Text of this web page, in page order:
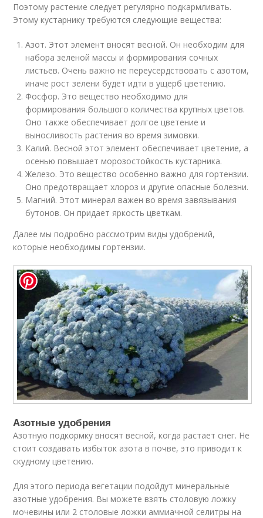
Поэтому растение следует регулярно подкармливать.
Этому кустарнику требуются следующие вещества:
Азот. Этот элемент вносят весной. Он необходим для
набора зеленой массы и формирования сочных
листьев. Очень важно не переусердствовать с азотом,
иначе рост зелени будет идти в ущерб цветению.
Фосфор. Это вещество необходимо для
формирования большого количества крупных цветов.
Оно также обеспечивает долгое цветение и
выносливость растения во время зимовки.
Калий. Весной этот элемент обеспечивает цветение, а
осенью повышает морозостойкость кустарника.
Железо. Это вещество особенно важно для гортензии.
Оно предотвращает хлороз и другие опасные болезни.
Магний. Этот минерал важен во время завязывания
бутонов. Он придает яркость цветкам.
Далее мы подробно рассмотрим виды удобрений,
которые необходимы гортензии.
Азотные удобрения
Азотную подкормку вносят весной, когда растает снег. Не
стоит создавать избыток азота в почве, это приводит к
скудному цветению.
Для этого периода вегетации подойдут минеральные
азотные удобрения. Вы можете взять столовую ложку
мочевины или 2 столовые ложки аммиачной селитры на